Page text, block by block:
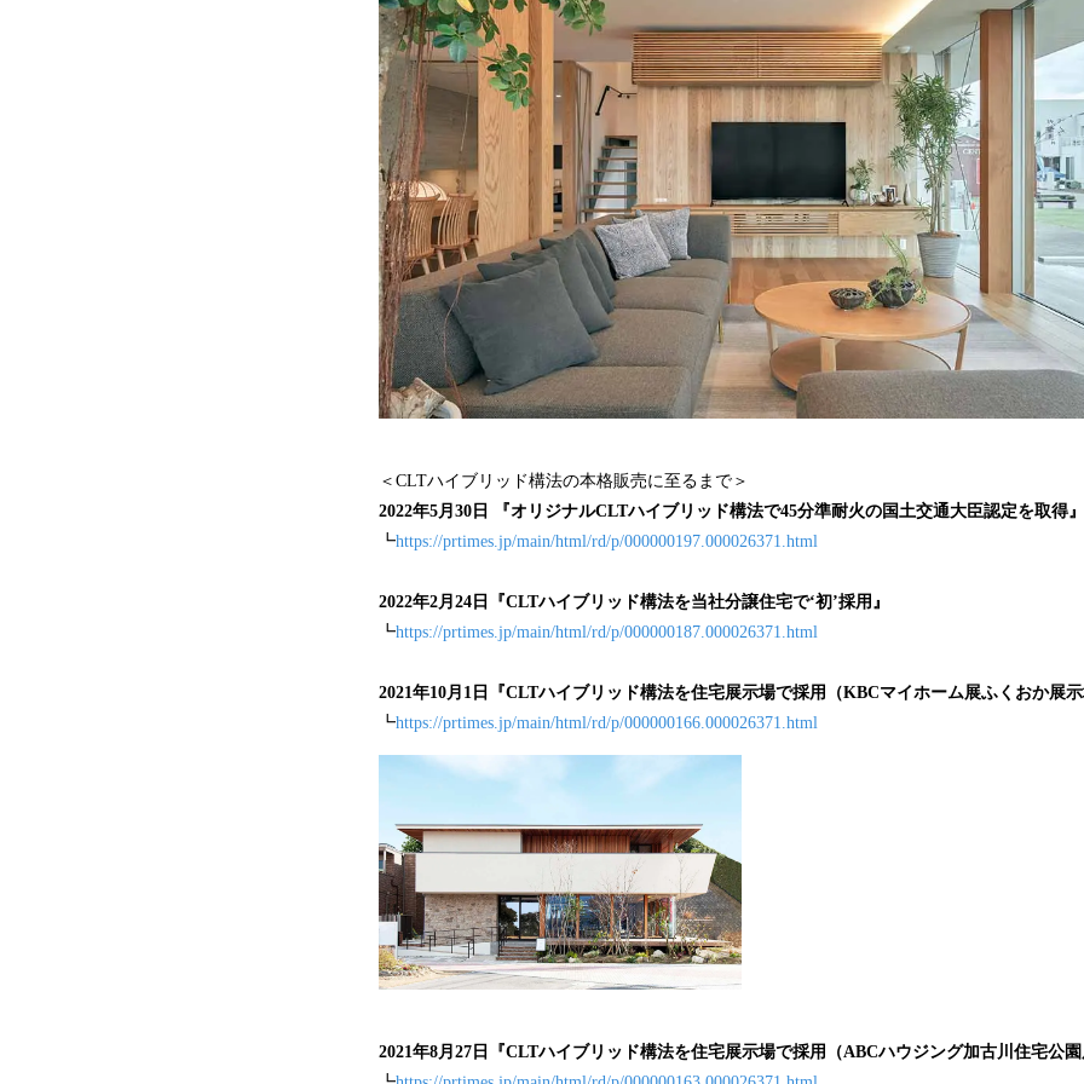
＜CLTハイブリッド構法の本格販売に至るまで＞
2022年5月30日 『オリジナルCLTハイブリッド構法で45分準耐火の国土交通大臣認定を取得』
┗https://prtimes.jp/main/html/rd/p/000000197.000026371.html
2022年2月24日 『CLTハイブリッド構法を当社分譲住宅で‘初 ’採用 』
┗https://prtimes.jp/main/html/rd/p/000000187.000026371.html
2021年10月1日 『CLTハイブリッド構法を住宅展示場で採用（KBCマイホーム展ふくおか展
┗https://prtimes.jp/main/html/rd/p/000000166.000026371.html
2021年8月27日 『CLTハイブリッド構法を住宅展示場で採用（ABCハウジング加古川住宅公